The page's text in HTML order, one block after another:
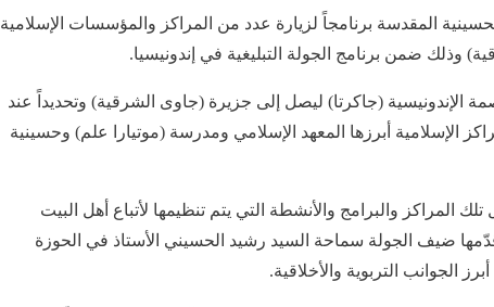
المقدسة برنامجاً لزيارة عدد من المراكز والمؤسسات الإسلامية
وذلك ضمن برنامج الجولة التبليغية في إندونيسيا.
الإندونيسية (جاكرتا) ليصل إلى جزيرة (جاوى الشرقية) وتحديداً عند
الإسلامية أبرزها المعهد الإسلامي ومدرسة (موتيارا علم) وحسينية
المراكز والبرامج والأنشطة التي يتم تنظيمها لأتباع أهل البيت
ضيف الجولة سماحة السيد رشيد الحسيني الأستاذ في الحوزة
الجوانب التربوية والأخلاقية.